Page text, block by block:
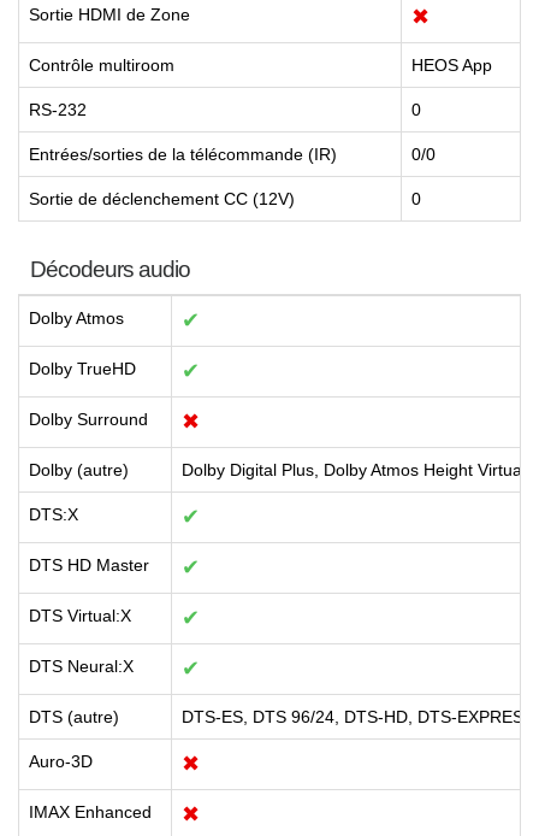
Sortie HDMI de Zone ✖
Contrôle multiroom HEOS App
RS-232 0
Entrées/sorties de la télécommande (IR) 0/0
Sortie de déclenchement CC (12V) 0
Décodeurs audio
Dolby Atmos ✔
Dolby TrueHD ✔
Dolby Surround ✖
Dolby (autre) Dolby Digital Plus, Dolby Atmos Height
DTS:X ✔
DTS HD Master ✔
DTS Virtual:X ✔
DTS Neural:X ✔
DTS (autre) DTS-ES, DTS 96/24, DTS-HD, DTS-EXPRESS
Auro-3D ✖
IMAX Enhanced ✖